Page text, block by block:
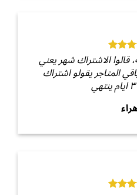
شهر يعني
يقولو اشتراك